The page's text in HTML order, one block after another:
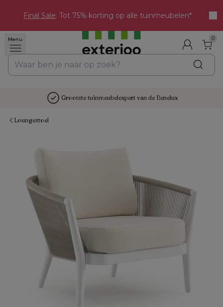
Final Sale: Tot 75% korting op alle tuinmeubelen*
Menu 0
Grootste tuinmeubelexpert van de Benelux
Loungestoel